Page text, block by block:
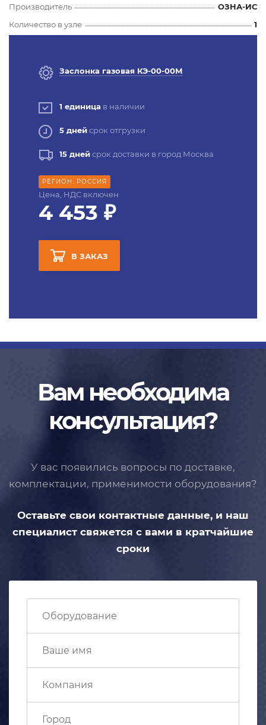
Производитель
ОЗНА-ИС
Количество в узле
1
Заслонка газовая КЭ-00-00М
1 единица в наличии
5 днейсрок отгрузки
15 днейсрок доставки в город Москва
РЕГИОН: РОССИЯ
Цена, НДС включен
4 453 ₽
В ЗАКАЗ
Вам необходима
консультация?
У вас появились вопросы по доставке,
комплектации, применимости оборудования?
Оставьте свои контактные данные, и наш
специалист свяжется с вами в кратчайшие
сроки